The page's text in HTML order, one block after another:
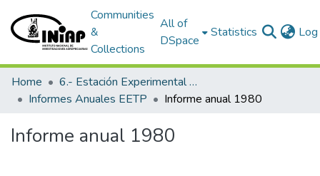
Communities
&
Collections
All of
DSpace
Statistics
Home
6.- Estación Experimental Tropical Pichilingue
Informes Anuales EETP
Informe anual 1980
Informe anual 1980